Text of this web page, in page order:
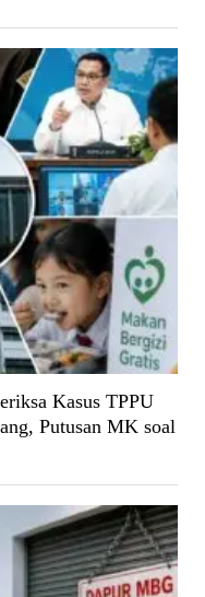
Kasus TPPU
Putusan MK soal